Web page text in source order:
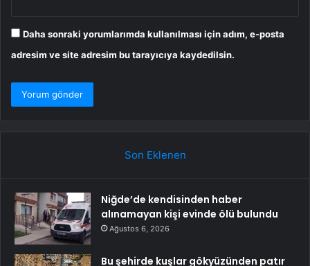
Daha sonraki yorumlarımda kullanılması için adım, e-posta
adresim ve site adresim bu tarayıcıya kaydedilsin.
Son Eklenen
Niğde’de kendisinden haber
alınamayan kişi evinde ölü bulundu
Ağustos 6, 2026
Bu şehirde kuşlar gökyüzünden patır